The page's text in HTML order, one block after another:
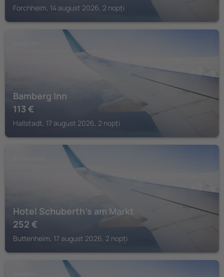
Forchheim, 14 august 2026, 2 nopți
Bamberg Inn
113 €
Hallstadt, 17 august 2026, 2 nopți
Hotel Schuberth's am Markt
252 €
Buttenheim, 17 august 2026, 2 nopți